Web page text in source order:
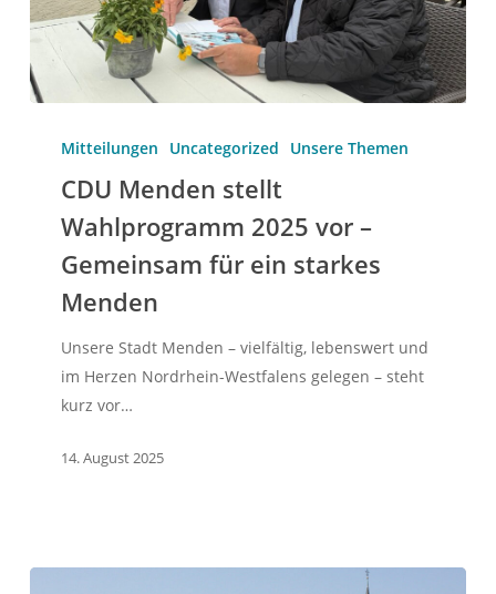
Menden
Wahlprogramm
2025
Gemeinsam
starkes
Mitteilungen Uncategorized Unsere Themen
CDU Menden stellt
Wahlprogramm 2025 vor –
Gemeinsam für ein starkes
Menden
Unsere Stadt Menden – vielfältig, lebenswert und
im Herzen Nordrhein-Westfalens gelegen – steht
kurz vor…
14. August 2025